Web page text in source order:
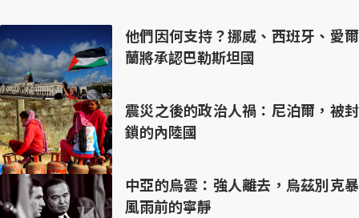
他們因何支持？挪威、西班牙、愛爾
蘭將承認巴勒斯坦國
震災之後的政治人禍：尼泊爾，被封
鎖的內陸國
中亞的烏雲：強人離去，烏茲別克暴
風雨前的寧靜